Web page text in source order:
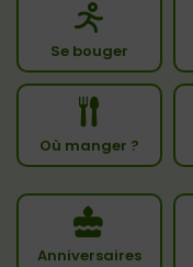
Se bouger
Où manger ?
Anniversaires